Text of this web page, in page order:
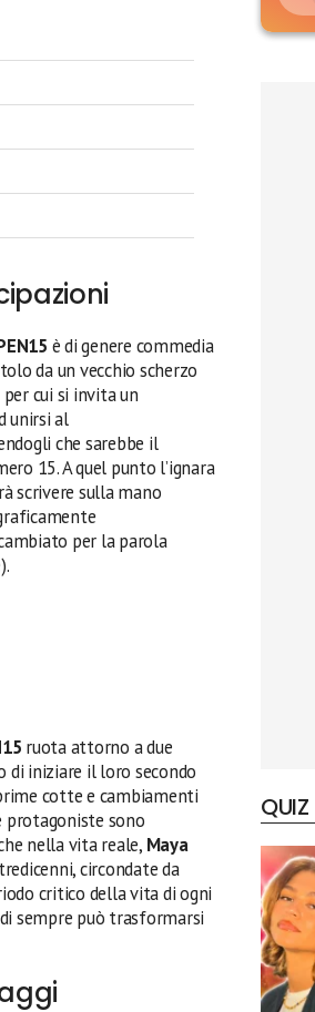
è di genere commedia
da un vecchio scherzo
cui si invita un
unirsi al
che sarebbe il
15. A quel punto l’ignara
scrivere sulla mano
per la parola
ruota attorno a due
di iniziare il loro secondo
cotte e cambiamenti
protagoniste sono
nella vita reale, Maya
circondate da
critico della vita di ogni
sempre può trasformarsi
QUIZ